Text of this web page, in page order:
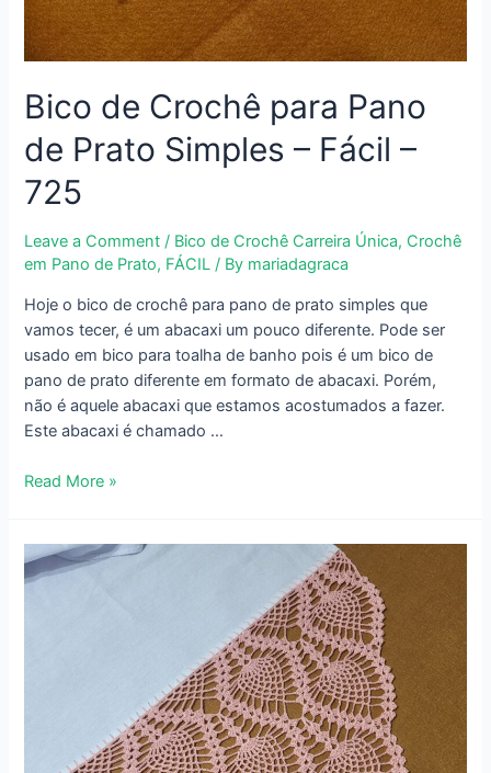
Bico de Crochê para Pano
de Prato Simples – Fácil –
725
Leave a Comment / Bico de Crochê Carreira Única, Crochê
em Pano de Prato, FÁCIL / By mariadagraca
Hoje o bico de crochê para pano de prato simples que
vamos tecer, é um abacaxi um pouco diferente. Pode ser
usado em bico para toalha de banho pois é um bico de
pano de prato diferente em formato de abacaxi. Porém,
não é aquele abacaxi que estamos acostumados a fazer.
Este abacaxi é chamado …
Bico
para
Pano
Read More »